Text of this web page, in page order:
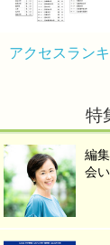
アクセスラン
特
編
会